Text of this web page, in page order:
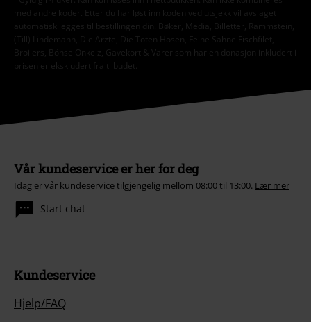
med andre koder. Etter du har løst inn koden ved utsjekk vil avslaget
automatisk legges til bestillingen din. Bøker, Media, Billetter, Rammstein,
(Till) Lindemann, Die Ärzte, Die Toten Hosen, Feine Sahne Fischfilet,
Broilers, Böhse Onkelz, Gavekort & Varer som har en donasjon inkludert i
prisen er ekskludert fra tilbudet.
Vår kundeservice er her for deg
Idag er vår kundeservice tilgjengelig mellom 08:00 til 13:00. Lær mer
Start chat
Kundeservice
Hjelp/FAQ